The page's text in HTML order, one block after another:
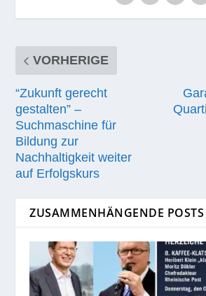
VORHERIGE
“Zukunft gerecht
gestalten” –
Suchmaschine für
Bildung zur
Nachhaltigkeit weiter
auf Erfolgskurs
ZUSAMMENHÄNGENDE POSTS